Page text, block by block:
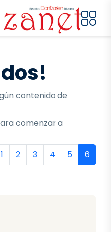
contenido de
comenzar a
Página
1 Página
2 Página
3 Página
4 Página
5 6